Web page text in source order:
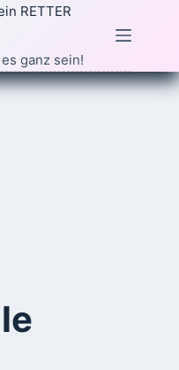
RETTER
ganz sein!